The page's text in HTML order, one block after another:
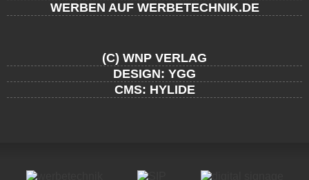
WERBEN AUF WERBETECHNIK.DE
(C) WNP VERLAG
DESIGN: YGG
CMS: HYLIDE